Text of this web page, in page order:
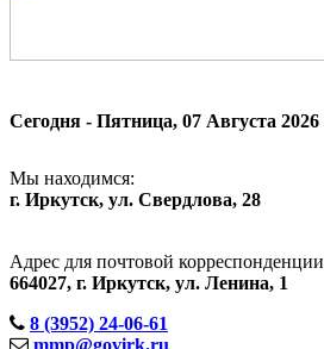
Сегодня - Пятница, 07 Августа 2026
Мы находимся:
г. Иркутск, ул. Свердлова, 28
Адрес для почтовой корреспонденции
664027, г. Иркутск, ул. Ленина, 1
8 (3952) 24-06-61
mmp@govirk.ru